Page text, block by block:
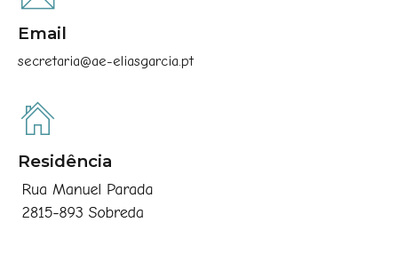
Email
secretaria@ae-eliasgarcia.pt
Residência